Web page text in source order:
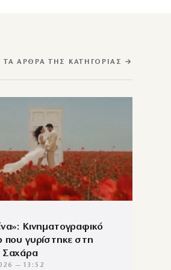
ΤΑ ΆΡΘΡΑ ΤΗΣ ΚΑΤΗΓΟΡΊΑΣ →
Κινηματογραφικό
που γυρίστηκε στη
Σαχάρα
— 13:52